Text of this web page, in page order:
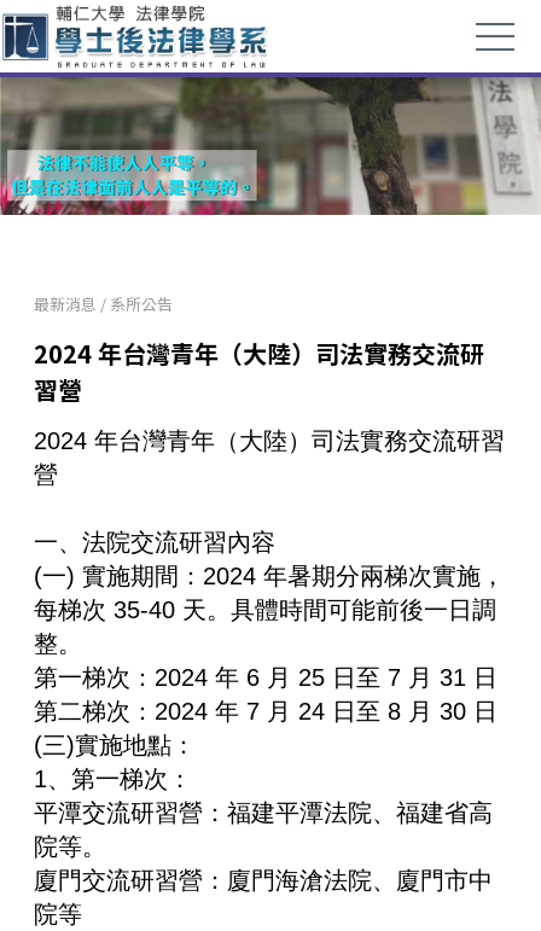
最新消息 / 系所公告
2024 年台灣青年（大陸）司法實務交流研
習營
2024 年台灣青年（大陸）司法實務交流研習
營
一、法院交流研習內容
(一) 實施期間：2024 年暑期分兩梯次實施，
每梯次 35-40 天。具體時間可能前後一日調
整。
第一梯次：2024 年 6 月 25 日至 7 月 31 日
第二梯次：2024 年 7 月 24 日至 8 月 30 日
(三)實施地點：
1、第一梯次：
平潭交流研習營：福建平潭法院、福建省高
院等。
廈門交流研習營：廈門海滄法院、廈門市中
院等